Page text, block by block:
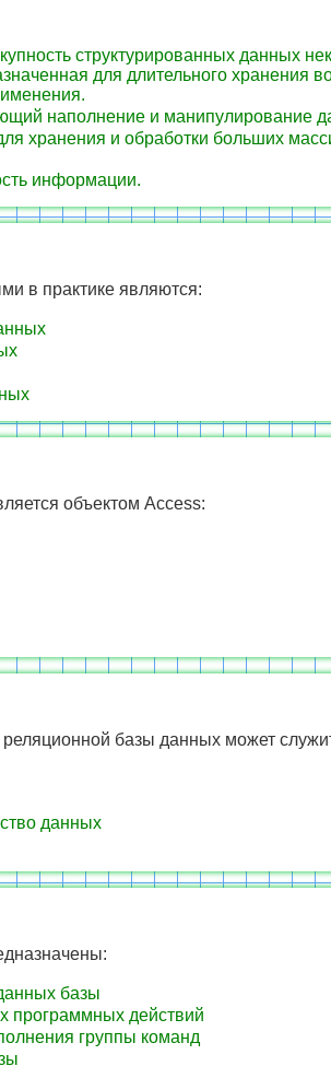
структурированных данных
для длительного хранения
наполнение и манипулирование
хранения и обработки больших
информации.
в практике являются:
объектом Access:
базы данных может
данных
базы
программных действий
группы команд